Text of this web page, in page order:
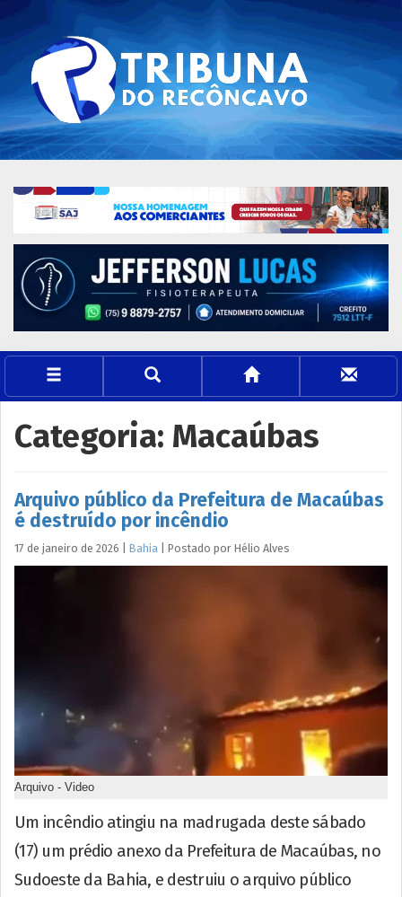
Categoria: Macaúbas
Arquivo público da Prefeitura de Macaúbas
é destruído por incêndio
17 de janeiro de 2026 Bahia Postado por Hélio Alves
Arquivo - Video
Um incêndio atingiu na madrugada deste sábado
(17) um prédio anexo da Prefeitura de Macaúbas, no
Sudoeste da Bahia, e destruiu o arquivo público